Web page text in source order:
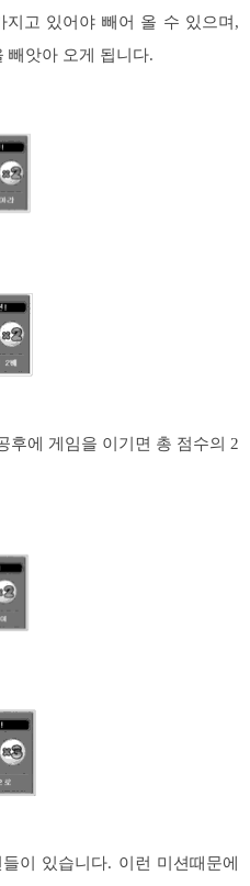
고 있어야 빼어 올 수 있으며,
빼앗아 오게 됩니다.
후에 게임을 이기면 총 점수의 2
이 있습니다. 이런 미션때문에